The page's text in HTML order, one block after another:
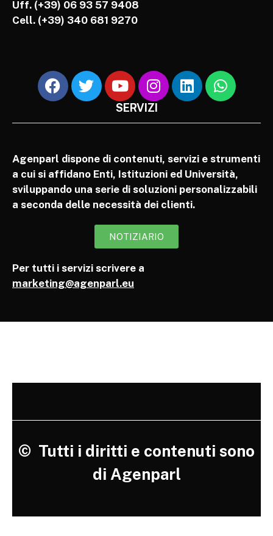
Uff. (+39) 06 93 57 9408
Cell. (+39) 340 681 9270
SERVIZI
Agenparl dispone di contenuti, servizi e strumenti
a cui si affidano Enti, Istituzioni ed Università,
sviluppando una serie di soluzioni personalizzabili
a seconda delle necessità dei clienti.
NOTIZIARIO
Per tutti i servizi scrivere a
marketing@agenparl.eu
© Tutti i diritti e contenuti sono
di Agenparl